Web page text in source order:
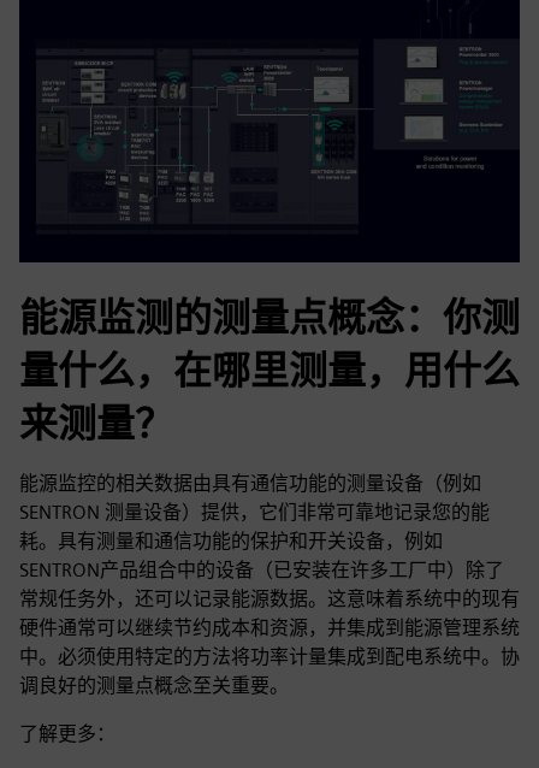
能源监测的测量点概念：你测
量什么，在哪里测量，用什么
来测量？
能源监控的相关数据由具有通信功能的测量设备（例如
SENTRON 测量设备）提供，它们非常可靠地记录您的能
耗。具有测量和通信功能的保护和开关设备，例如
SENTRON产品组合中的设备（已安装在许多工厂中）除了
常规任务外，还可以记录能源数据。这意味着系统中的现有
硬件通常可以继续节约成本和资源，并集成到能源管理系统
中。必须使用特定的方法将功率计量集成到配电系统中。协
调良好的测量点概念至关重要。
了解更多：